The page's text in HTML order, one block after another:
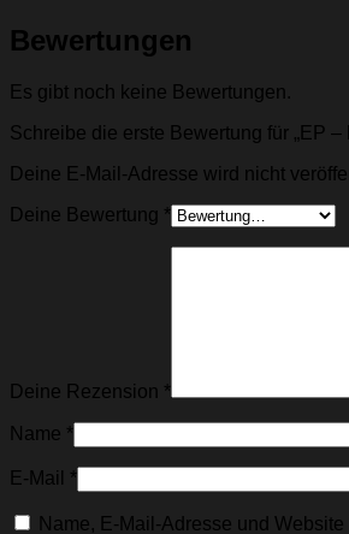
Bewertungen
Es gibt noch keine Bewertungen.
Schreibe die erste Bewertung für „EP
Deine E-Mail-Adresse wird nicht
Deine Bewertung *
Deine Rezension *
Name *
E-Mail *
Name, E-Mail-Adresse und